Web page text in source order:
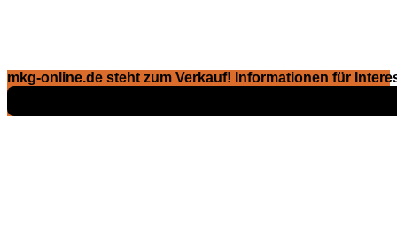
mkg-online.de steht zum Verkauf! Informationen für